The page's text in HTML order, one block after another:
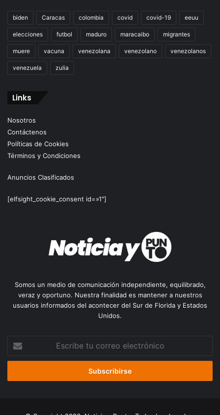
biden Caracas colombia covid covid-19 eeuu
elecciones futbol maduro maracaibo migrantes
muere vacuna venezolana venezolano venezolanos
venezuela zulia
Links
Nosotros
Contáctenos
Políticas de Cookies
Términos y Condiciones
Anuncios Clasificados
[elfsight_cookie_consent id=»1″]
Somos un medio de comunicación independiente, equilibrado,
veraz y oportuno. Nuestra finalidad es mantener a nuestros
usuarios informados del acontecer del Sur de Florida y Estados
Unidos.
tu
correo